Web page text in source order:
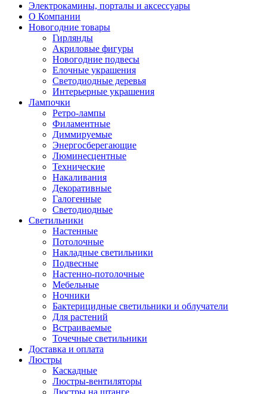
Электрокамины, порталы и аксессуары
О Компании
Новогодние товары
Гирлянды
Акриловые фигуры
Новогодние подвесы
Елочные украшения
Светодиодные деревья
Интерьерные украшения
Лампочки
Ретро-лампы
Филаментные
Диммируемые
Энергосберегающие
Люминесцентные
Технические
Накаливания
Декоративные
Галогенные
Светодиодные
Светильники
Настенные
Потолочные
Накладные светильники
Подвесные
Настенно-потолочные
Мебельные
Ночники
Бактерицидные светильники и облучатели
Для растений
Встраиваемые
Точечные светильники
Доставка и оплата
Люстры
Каскадные
Люстры-вентиляторы
Люстры на штанге